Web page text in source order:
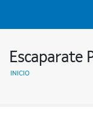
Escaparate
INICIO